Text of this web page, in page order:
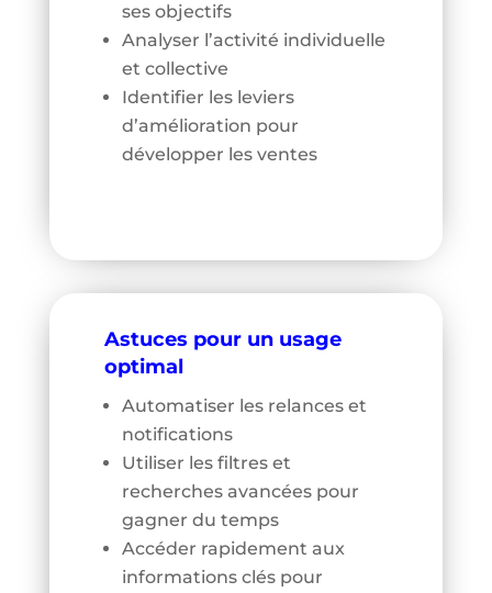
ses objectifs
Analyser l’activité individuelle
et collective
Identifier les leviers
d’amélioration pour
développer les ventes
Astuces pour un usage
optimal
Automatiser les relances et
notifications
Utiliser les filtres et
recherches avancées pour
gagner du temps
Accéder rapidement aux
informations clés pour